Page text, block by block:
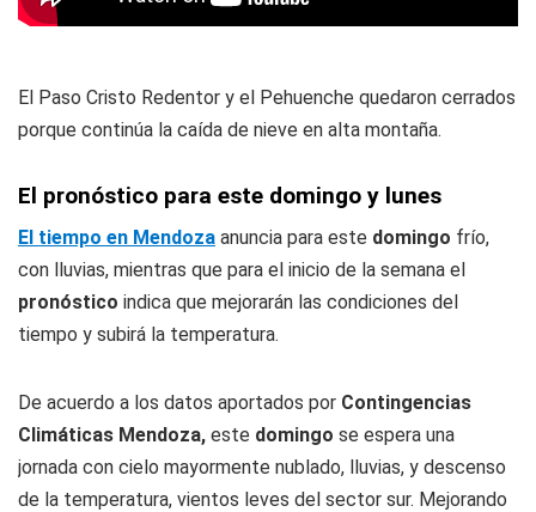
El Paso Cristo Redentor y el Pehuenche quedaron cerrados
porque continúa la caída de nieve en alta montaña.
El pronóstico para este domingo y lunes
El tiempo en Mendoza anuncia para este domingo frío,
con lluvias, mientras que para el inicio de la semana el
pronóstico indica que mejorarán las condiciones del
tiempo y subirá la temperatura.
De acuerdo a los datos aportados por Contingencias
Climáticas Mendoza, este domingo se espera una
jornada con cielo mayormente nublado, lluvias, y descenso
de la temperatura, vientos leves del sector sur. Mejorando